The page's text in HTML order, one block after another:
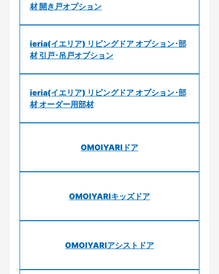
材 開き戸オプション
ieria(イエリア) リビングドア オプション･部
材 引戸･吊戸オプション
ieria(イエリア) リビングドア オプション･部
材 オーダー用部材
OMOIYARIドア
OMOIYARIキッズドア
OMOIYARIアシストドア